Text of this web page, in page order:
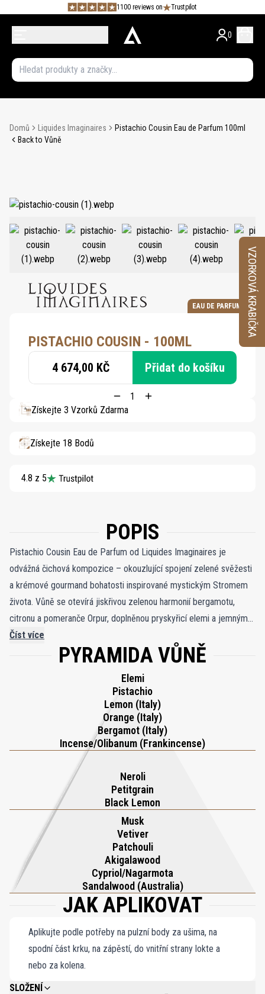
1100 reviews on Trustpilot
0
Domů Liquides Imaginaires
Pistachio Cousin Eau de Parfum 100ml
Back to Vůně
EAU DE PARFUM
PISTACHIO COUSIN - 100ML
4 674,00 KČ Přidat do košíku
Získejte 3 Vzorků Zdarma
Získejte 18 Bodů
4.8 z 5
POPIS
Pistachio Cousin Eau de Parfum od Liquides Imaginaires je
odvážná čichová kompozice – okouzlující spojení zelené svěžesti
a krémové gourmand bohatosti inspirované mystickým Stromem
života. Vůně se otevírá jiskřivou zelenou harmonií bergamotu,
citronu a pomeranče Orpur, doplněnou pryskyřicí elemi a jemným
závanem kadidla. Tato zářivá svěžest postupně odhaluje lahodné
srdce postavené na pistácii, které jemně připomíná pražené teplo
upraveného ve slané vodě – přináší suchý, pikantně kyselý tón,
který kompozici prohlubuje a kontrastuje s její krémovou
sladkostí. Tóny čaje Earl Grey spolu s květy pomerančovníku a
citroníku dodávají vůni zářivou a vzdušnou lehkost, která přináší
svěžest i komplexnost do její gourmand podstaty. V základu se
rozvíjejí dřevité a pryskyřičné tóny: cypriol, vetiver, pačuli a
australské santalové dřevo se prolínají s Akigalawoodem a pižmem
a vytvářejí hřejivý, texturovaný závěr. Výsledkem je
mnohovrstevnatý parfém – zemitý i éterický, kyselkavý i sladký –
který jedinečným způsobem vyvažuje svěžest a smyslnou plnost.
Pistachio Cousin je vůně, která překvapuje a svádí každou svou
vrstvou, živá moderní gourmand kompozice zakořeněná v
poetickém bohatství přírody.
Číst více
PYRAMIDA VŮNĚ
Elemi
Pistachio
Lemon (Italy)
Orange (Italy)
Bergamot (Italy)
Incense/Olibanum (Frankincense)
Neroli
Petitgrain
Black Lemon
Musk
Vetiver
Patchouli
Akigalawood
Cypriol/Nagarmota
Sandalwood (Australia)
JAK APLIKOVAT
Aplikujte podle potřeby na pulzní body za ušima, na
spodní část krku, na zápěstí, do vnitřní strany lokte a
nebo za kolena.
SLOŽENÍ
VZORKOVÁ KRABIČKA